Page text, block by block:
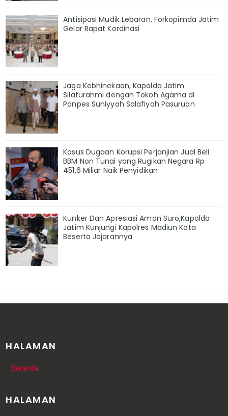
Antisipasi Mudik Lebaran, Forkopimda Jatim
Gelar Rapat Kordinasi
Jaga Kebhinekaan, Kapolda Jatim
Silaturahmi dengan Tokoh Agama di
Ponpes Suniyyah Salafiyah Pasuruan
Kasus Dugaan Korupsi Perjanjian Jual Beli
BBM Non Tunai yang Rugikan Negara Rp
451,6 Miliar Naik Penyidikan
Kunker Dan Apresiasi Aman Suro,Kapolda
Jatim Kunjungi Kapolres Madiun Kota
Beserta Jajarannya
HALAMAN
Beranda
HALAMAN